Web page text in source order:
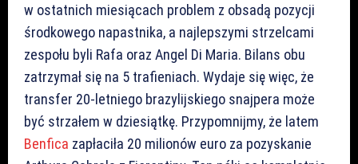
w ostatnich miesiącach problem z obsadą pozycji
środkowego napastnika, a najlepszymi strzelcami
zespołu byli Rafa oraz Angel Di Maria. Bilans obu
zatrzymał się na 5 trafieniach. Wydaje się więc, że
transfer 20-letniego brazylijskiego snajpera może
być strzałem w dziesiątkę. Przypomnijmy, że latem
Benfica zapłaciła 20 milionów euro za pozyskanie